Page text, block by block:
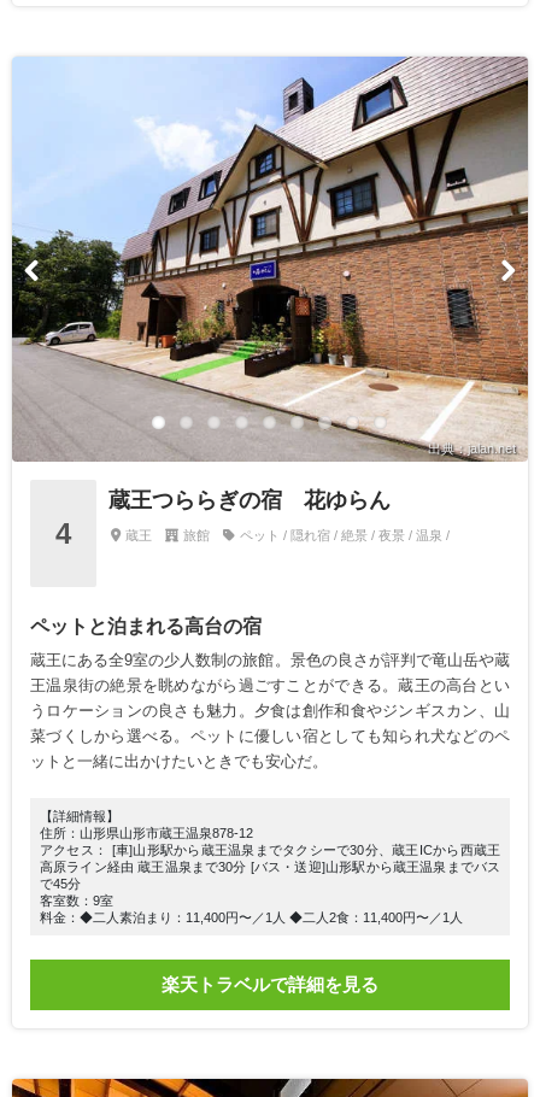
出典：jalan.net
4
蔵王つららぎの宿 花ゆらん
蔵王 旅館 ペット / 隠れ宿 / 絶景 / 夜景 / 温泉 /
ペットと泊まれる高台の宿
蔵王にある全9室の少人数制の旅館。景色の良さが評判で竜山岳や蔵
王温泉街の絶景を眺めながら過ごすことができる。蔵王の高台とい
うロケーションの良さも魅力。夕食は創作和食やジンギスカン、山
菜づくしから選べる。ペットに優しい宿としても知られ犬などのペ
ットと一緒に出かけたいときでも安心だ。
【詳細情報】
住所：山形県山形市蔵王温泉878-12
アクセス： [車]山形駅から蔵王温泉までタクシーで30分、蔵王ICから西蔵王
高原ライン経由 蔵王温泉まで30分 [バス・送迎]山形駅から蔵王温泉までバス
で45分
客室数：9室
料金：◆二人素泊まり：11,400円〜／1人 ◆二人2食：11,400円〜／1人
楽天トラベルで詳細を見る